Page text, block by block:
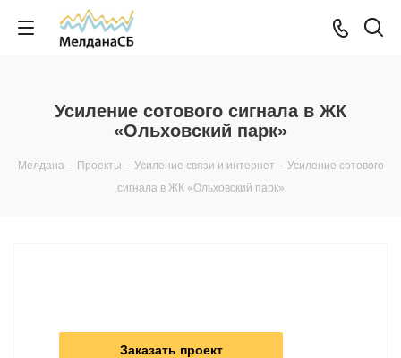
Усиление сотового сигнала в ЖК
«Ольховский парк»
Мелдана - Проекты - Усиление связи и интернет - Усиление сотового
сигнала в ЖК «Ольховский парк»
Заказать проект